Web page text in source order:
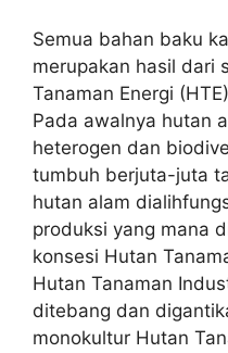
Semua bahan baku
merupakan hasil dari
Tanaman Energi
Pada awalnya hutan
heterogen dan
tumbuh berjuta-juta
hutan alam
produksi yang mana
konsesi Hutan
Hutan Tanaman
ditebang dan
monokultur Hutan